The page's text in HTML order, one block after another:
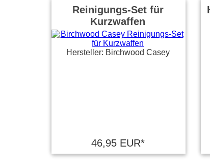
Reinigungs-Set für
Kurzwaffen
Hersteller: Birchwood Casey
46,95 EUR*